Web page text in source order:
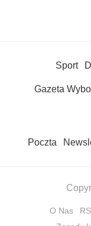
Sport
Gazeta
Poczta
O Nas